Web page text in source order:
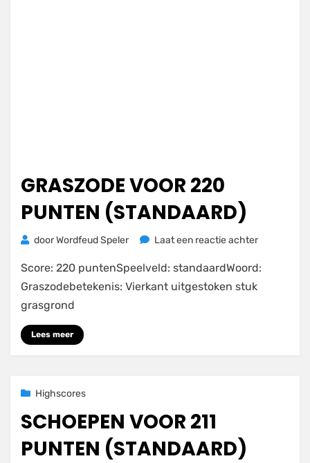
GRASZODE VOOR 220
PUNTEN (STANDAARD)
doorWordfeud Speler Laat een reactie achterop
voor
Score: 220 puntenSpeelveld: standaardWoord:
Graszodebetekenis: Vierkant uitgestoken stuk
grasgrond
Lees meer
Geplaatst
25 november 2020
Highscores
SCHOEPEN VOOR 211
PUNTEN (STANDAARD)